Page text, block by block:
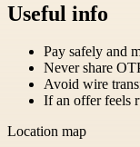
Useful info
Pay safely and
Never share
Avoid wire
If an offer feels
Location map